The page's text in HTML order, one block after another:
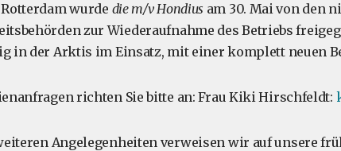
wurde die m/v Hondius am 30. Mai von den
zur Wiederaufnahme des Betriebs
in der Arktis im Einsatz, mit einer komplett neuen
richten Sie bitte an: Frau Kiki Hirschfeldt:
Angelegenheiten verweisen wir auf unsere